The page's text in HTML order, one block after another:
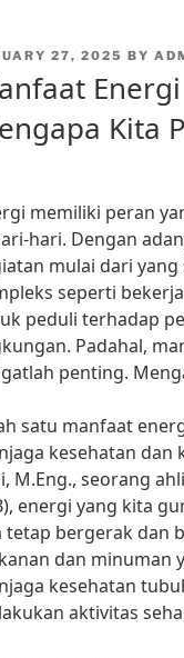
27, 2025 BY
Kita
memiliki peran
hari. Dengan
mulai dari
seperti
peduli terhadap
Padahal,
penting.
satu manfaat
kesehatan dan
M.Eng., seorang
energi yang kita
tetap bergerak dan
dan minuman
kesehatan
aktivitas